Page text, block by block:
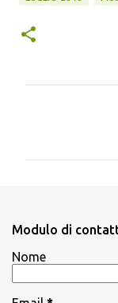
i
Modulo di
Nome